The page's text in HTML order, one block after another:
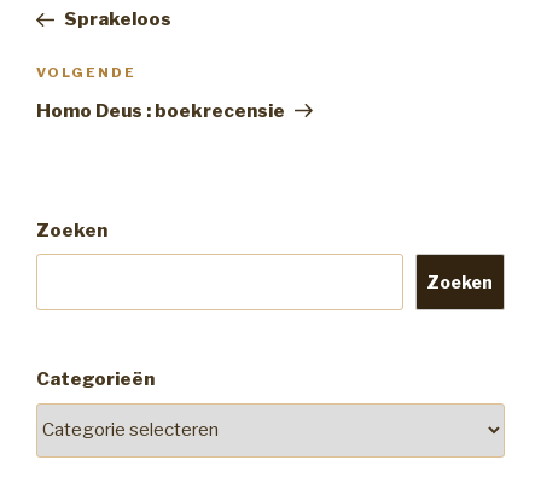
bericht
Sprakeloos
Volgend
Bericht
VOLGENDE
Homo Deus : boekrecensie
Zoeken
Zoeken
Categorieën